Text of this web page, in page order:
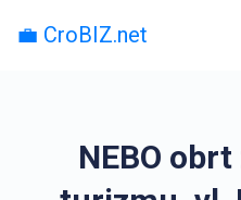
💼 CroBIZ.net
NEBO